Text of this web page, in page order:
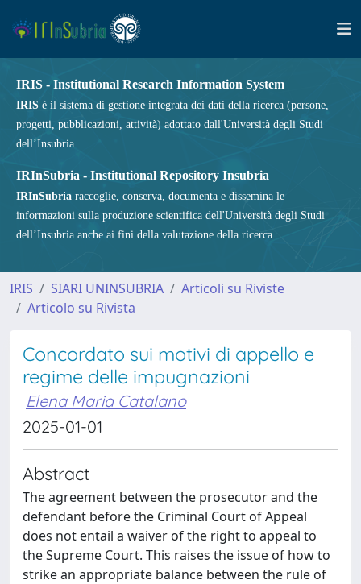
IRIS - Institutional Research Information System
IRIS è il sistema di gestione integrata dei dati della ricerca (persone,
progetti, pubblicazioni, attività) adottato dall'Università degli Studi
dell’Insubria.
IRInSubria - Institutional Repository Insubria
IRInSubria raccoglie, conserva, documenta e dissemina le
informazioni sulla produzione scientifica dell'Università degli Studi
dell’Insubria anche ai fini della valutazione della ricerca.
IRIS SIARI UNINSUBRIA
Articoli su Riviste
Articolo su Rivista
Concordato sui motivi di appello e
regime delle impugnazioni
Elena Maria Catalano
2025-01-01
Abstract
The agreement between the prosecutor and the
defendant before the Criminal Court of Appeal
does not entail a waiver of the right to appeal to
the Supreme Court. This raises the issue of how to
strike an appropriate balance between the rule of